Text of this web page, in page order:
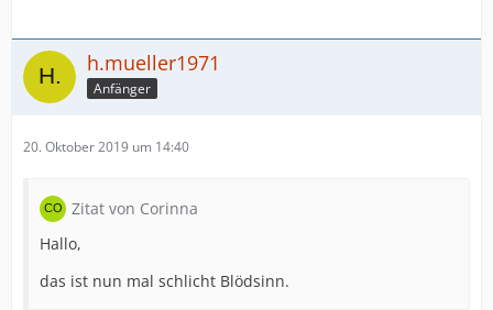
h.mueller1971
Anfänger
20. Oktober 2019 um 14:40
Zitat von Corinna
Hallo,
das ist nun mal schlicht Blödsinn.